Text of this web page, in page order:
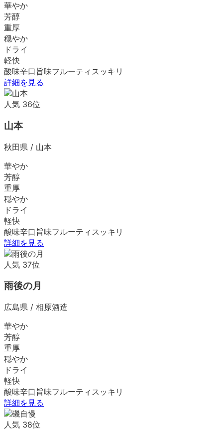
華やか
芳醇
重厚
穏やか
ドライ
軽快
酸味辛口 旨味フルーティ スッキリ
詳細を見る
人気 36位
山本
秋田県 / 山本
華やか
芳醇
重厚
穏やか
ドライ
軽快
酸味辛口 旨味フルーティ スッキリ
詳細を見る
人気 37位
雨後の月
広島県 / 相原酒造
華やか
芳醇
重厚
穏やか
ドライ
軽快
酸味辛口 旨味フルーティ スッキリ
詳細を見る
人気 38位